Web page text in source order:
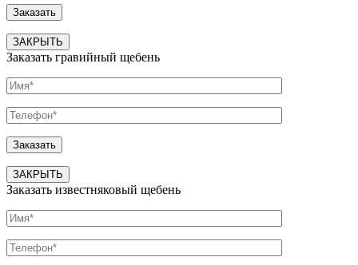
ЗАКРЫТЬ
Заказать гравийный щебень
ЗАКРЫТЬ
Заказать известняковый щебень